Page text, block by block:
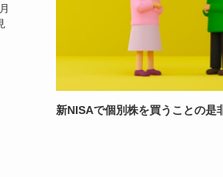
新NISAで個別株を買うことの是